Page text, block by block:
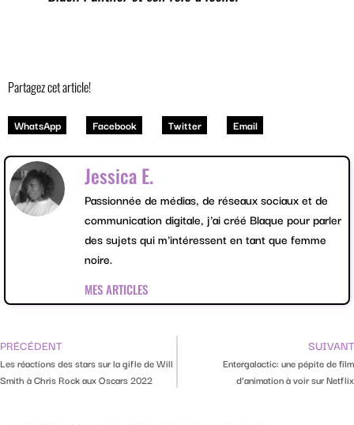
Partagez cet article!
WhatsApp Facebook Twitter Email
Jessica E.
Passionnée de médias, de réseaux sociaux et de
communication digitale, j'ai créé Blaque pour parler
des sujets qui m'intéressent en tant que femme
noire.
MES ARTICLES
PRÉCÉDENT
Les réactions des stars sur la gifle de Will
Smith à Chris Rock aux Oscars 2022
SUIVANT
Entergalactic: une pépite de film
d’animation à voir sur Netflix